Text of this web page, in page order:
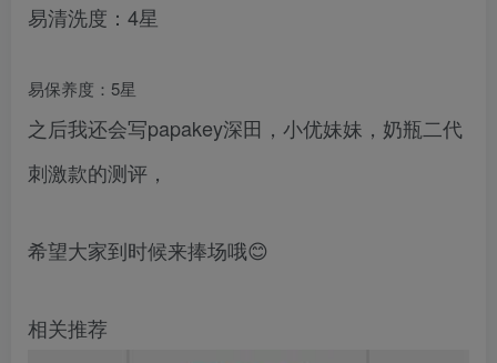
易清洗度：4星
易保养度：5星
之后我还会写papakey深田，小优妹妹，奶瓶二代
刺激款的测评，
希望大家到时候来捧场哦😊
相关推荐